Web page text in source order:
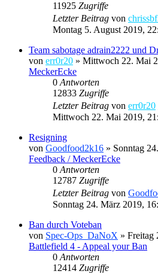
11925 Zugriffe
Letzter Beitrag von
Montag 5. August 2019,
Team sabotage adrain2222 und
von err0r20 » Mittwoch 22. Mai
MeckerEcke
0 Antworten
12833 Zugriffe
Letzter Beitrag von err0r20
Mittwoch 22. Mai 2019,
Resigning
von Goodfood2k16 » Sonntag
Feedback / MeckerEcke
0 Antworten
12787 Zugriffe
Letzter Beitrag von
Sonntag 24. März 2019,
Ban durch Voteban
von Spec-Ops_DaNoX » Freitag
Battlefield 4 - Appeal your Ban
0 Antworten
12414 Zugriffe